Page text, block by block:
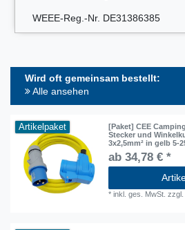
WEEE-Reg.-Nr. DE31386385
Wird oft gemeinsam bestellt:
Alle ansehen
Artikelpaket
[Paket] CEE
Stecker und
3x2,5mm² in gelb 5-
ab 34,78 € *
*inkl. ges. MwSt.